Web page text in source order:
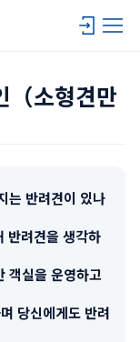
（소형견만
는 반려견이 있나
반려견을 생각하
객실을 운영하고
당신에게도 반려